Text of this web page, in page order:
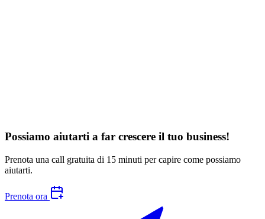
Possiamo aiutarti a far crescere il tuo business!
Prenota una call gratuita di 15 minuti per capire come possiamo
aiutarti.
Prenota ora